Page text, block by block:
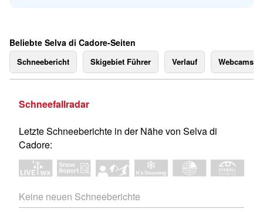
Beliebte Selva di Cadore-Seiten
Schneebericht Skigebiet Führer Verlauf Webcams
Schneefallradar
Letzte Schneeberichte in der Nähe von Selva di
Cadore:
Keine neuen Schneeberichte